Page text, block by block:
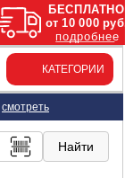
КАТЕГОРИИ
смотреть